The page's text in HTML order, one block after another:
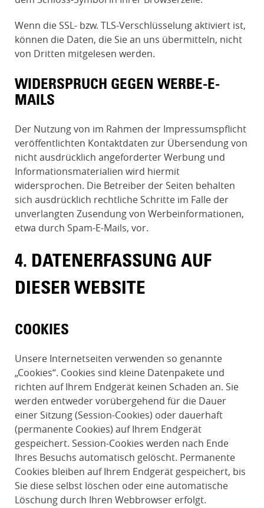
Wenn die SSL- bzw. TLS-Verschlüsselung aktiviert ist,
können die Daten, die Sie an uns übermitteln, nicht
von Dritten mitgelesen werden.
WIDERSPRUCH GEGEN WERBE-E-
MAILS
Der Nutzung von im Rahmen der Impressumspflicht
veröffentlichten Kontaktdaten zur Übersendung von
nicht ausdrücklich angeforderter Werbung und
Informationsmaterialien wird hiermit
widersprochen. Die Betreiber der Seiten behalten
sich ausdrücklich rechtliche Schritte im Falle der
unverlangten Zusendung von Werbeinformationen,
etwa durch Spam-E-Mails, vor.
4. DATENERFASSUNG AUF
DIESER WEBSITE
COOKIES
Unsere Internetseiten verwenden so genannte
„Cookies“. Cookies sind kleine Datenpakete und
richten auf Ihrem Endgerät keinen Schaden an. Sie
werden entweder vorübergehend für die Dauer
einer Sitzung (Session-Cookies) oder dauerhaft
(permanente Cookies) auf Ihrem Endgerät
gespeichert. Session-Cookies werden nach Ende
Ihres Besuchs automatisch gelöscht. Permanente
Cookies bleiben auf Ihrem Endgerät gespeichert, bis
Sie diese selbst löschen oder eine automatische
Löschung durch Ihren Webbrowser erfolgt.